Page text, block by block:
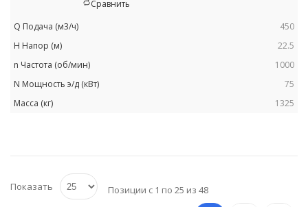
Сравнить
450
22.5
1000
75
1325
Показать Позиции с 1 по 25 из 48